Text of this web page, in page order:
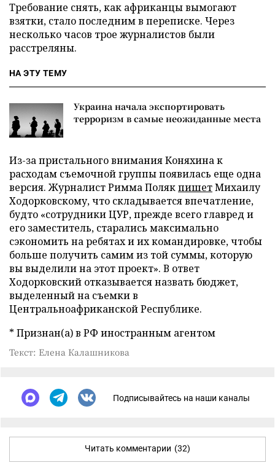
Требование снять, как африканцы вымогают
взятки, стало последним в переписке. Через
несколько часов трое журналистов были
расстреляны.
НА ЭТУ ТЕМУ
Украина начала экспортировать
терроризм в самые неожиданные места
Из-за пристального внимания Коняхина к
расходам съемочной группы появилась еще одна
версия. Журналист Римма ПолякпишетМихаилу
Ходорковскому, что складывается впечатление,
будто «сотрудники ЦУР, прежде всего главред и
его заместитель, старались максимально
сэкономить на ребятах и их командировке, чтобы
больше получить самим из той суммы, которую
вы выделили на этот проект». В ответ
Ходорковский отказывается назвать бюджет,
выделенный на съемки в
Центральноафриканской Республике.
* Признан(а) в РФ иностранным агентом
Текст: Елена Калашникова
Подписывайтесь на наши каналы
Читать комментарии (32)